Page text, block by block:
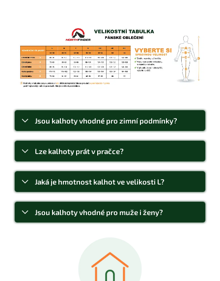
Jsou kalhoty vhodné pro zimní podmínky?
Lze kalhoty prát v pračce?
Jaká je hmotnost kalhot ve velikosti L?
Jsou kalhoty vhodné pro muže i ženy?